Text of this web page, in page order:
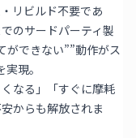
リビルド不要であ
のサードパーティ製
ができない””動作がス
現。
なる」「すぐに摩耗
からも解放されま